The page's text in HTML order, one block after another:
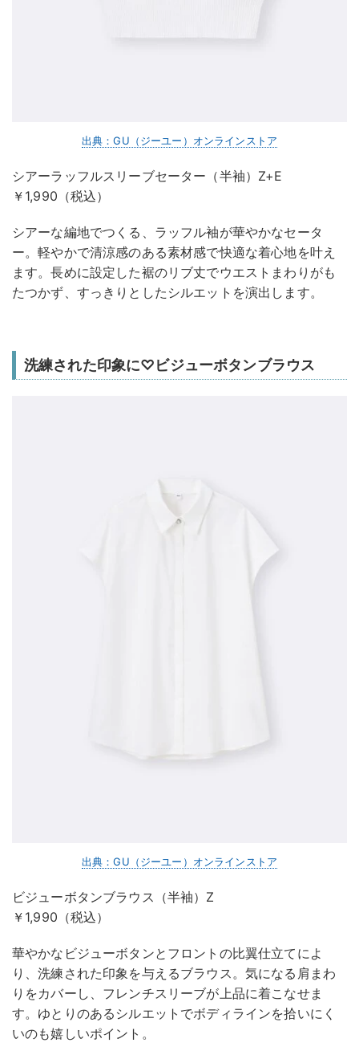
出典：GU（ジーユー）オンラインストア
シアーラッフルスリーブセーター（半袖）Z+E
￥1,990（税込）
シアーな編地でつくる、ラッフル袖が華やかなセータ
ー。軽やかで清涼感のある素材感で快適な着心地を叶え
ます。長めに設定した裾のリブ丈でウエストまわりがも
たつかず、すっきりとしたシルエットを演出します。
洗練された印象に♡ビジューボタンブラウス
出典：GU（ジーユー）オンラインストア
ビジューボタンブラウス（半袖）Z
￥1,990（税込）
華やかなビジューボタンとフロントの比翼仕立てによ
り、洗練された印象を与えるブラウス。気になる肩まわ
りをカバーし、フレンチスリーブが上品に着こなせま
す。ゆとりのあるシルエットでボディラインを拾いにく
いのも嬉しいポイント。